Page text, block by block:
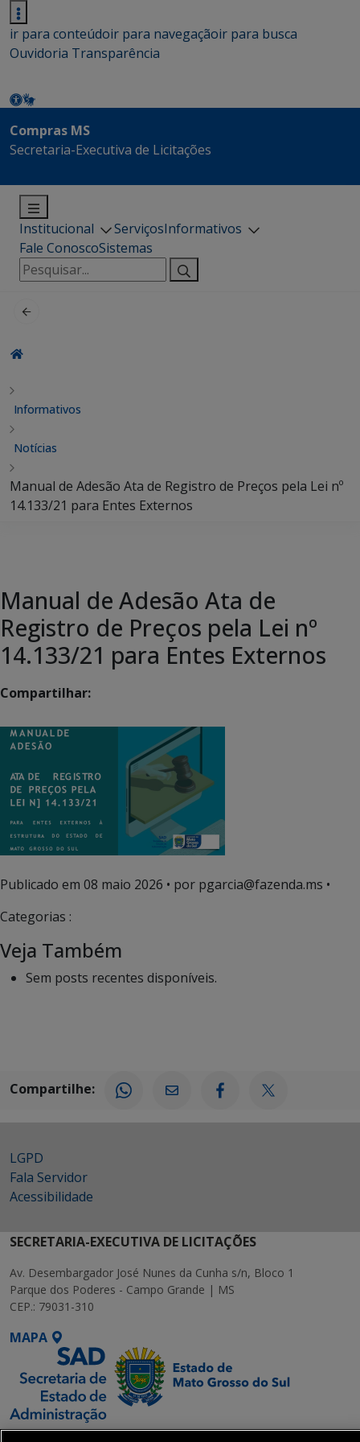
ir para conteúdoir para navegaçãoir para busca
Ouvidoria Transparência
Compras MS
Secretaria-Executiva de Licitações
Institucional ServiçosInformativos
Fale ConoscoSistemas
Pesquisar
por:
Informativos
Notícias
Manual de Adesão Ata de Registro de Preços pela Lei nº
14.133/21 para Entes Externos
Manual de Adesão Ata de
Registro de Preços pela Lei nº
14.133/21 para Entes Externos
Compartilhar:
Publicado em 08 maio 2026 • por pgarcia@fazenda.ms •
Categorias :
Veja Também
Sem posts recentes disponíveis.
Compartilhe:
LGPD
Fala Servidor
Acessibilidade
SECRETARIA-EXECUTIVA DE LICITAÇÕES
Av. Desembargador José Nunes da Cunha s/n, Bloco 1
Parque dos Poderes - Campo Grande | MS
CEP.: 79031-310
MAPA